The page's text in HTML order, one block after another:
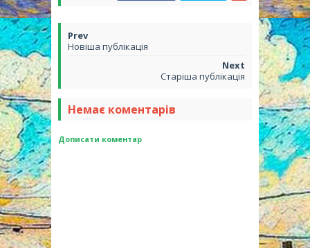
Новіша публікація
Старіша публікація
Немає коментарів
Дописати коментар